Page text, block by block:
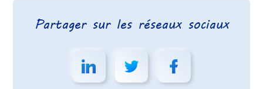
Partager sur les réseaux sociaux